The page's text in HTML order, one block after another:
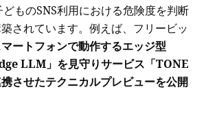
ものSNS利用における危険度を判断
されています。例えば、フリービッ
ートフォンで動作するエッジ型
LLM」を見守りサービス「TONE
させたテクニカルプレビューを公開